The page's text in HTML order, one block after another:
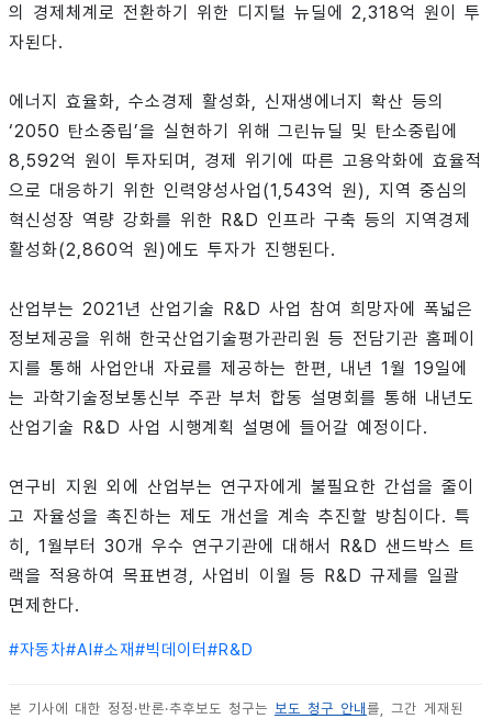
의 경제체계로 전환하기 위한 디지털 뉴딜에 2,318억 원이 투
자된다.
에너지 효율화, 수소경제 활성화, 신재생에너지 확산 등의
‘2050 탄소중립’을 실현하기 위해 그린뉴딜 및 탄소중립에
8,592억 원이 투자되며, 경제 위기에 따른 고용악화에 효율적
으로 대응하기 위한 인력양성사업(1,543억 원), 지역 중심의
혁신성장 역량 강화를 위한 R&D 인프라 구축 등의 지역경제
활성화(2,860억 원)에도 투자가 진행된다.
산업부는 2021년 산업기술 R&D 사업 참여 희망자에 폭넓은
정보제공을 위해 한국산업기술평가관리원 등 전담기관 홈페이
지를 통해 사업안내 자료를 제공하는 한편, 내년 1월 19일에
는 과학기술정보통신부 주관 부처 합동 설명회를 통해 내년도
산업기술 R&D 사업 시행계획 설명에 들어갈 예정이다.
연구비 지원 외에 산업부는 연구자에게 불필요한 간섭을 줄이
고 자율성을 촉진하는 제도 개선을 계속 추진할 방침이다. 특
히, 1월부터 30개 우수 연구기관에 대해서 R&D 샌드박스 트
랙을 적용하여 목표변경, 사업비 이월 등 R&D 규제를 일괄
면제한다.
#자동차#AI#소재#빅데이터 #R&D
본 기사에 대한 정정·반론·추후보도 청구는 보도 청구 안내를, 그간 게재된